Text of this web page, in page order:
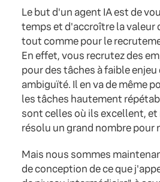
Le but d'un agent IA est de
temps et d'accroître la valeur
tout comme pour le
En effet, vous recrutez des
pour des tâches à faible enjeu
ambiguïté. Il en va de même
les tâches hautement
sont celles où ils excellent, et
résolu un grand nombre pour
Mais nous sommes
de conception de ce que